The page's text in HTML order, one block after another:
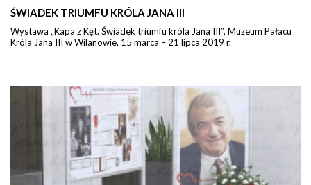
ŚWIADEK TRIUMFU KRÓLA JANA III
Wystawa „Kapa z Kęt. Świadek triumfu króla Jana III”, Muzeum Pałacu
Króla Jana III w Wilanowie, 15 marca – 21 lipca 2019 r.